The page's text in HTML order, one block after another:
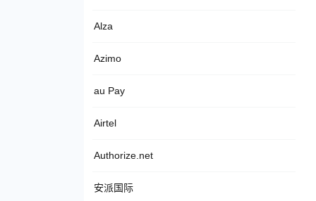
Alza
Azimo
au Pay
Airtel
Authorize.net
安派国际